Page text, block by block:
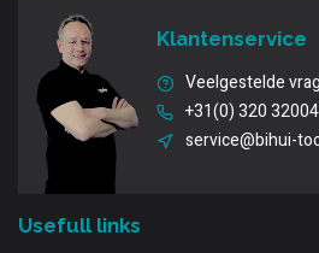
Klantenservice
Veelgestelde
+31(0) 320
service@bihui-
Usefull links